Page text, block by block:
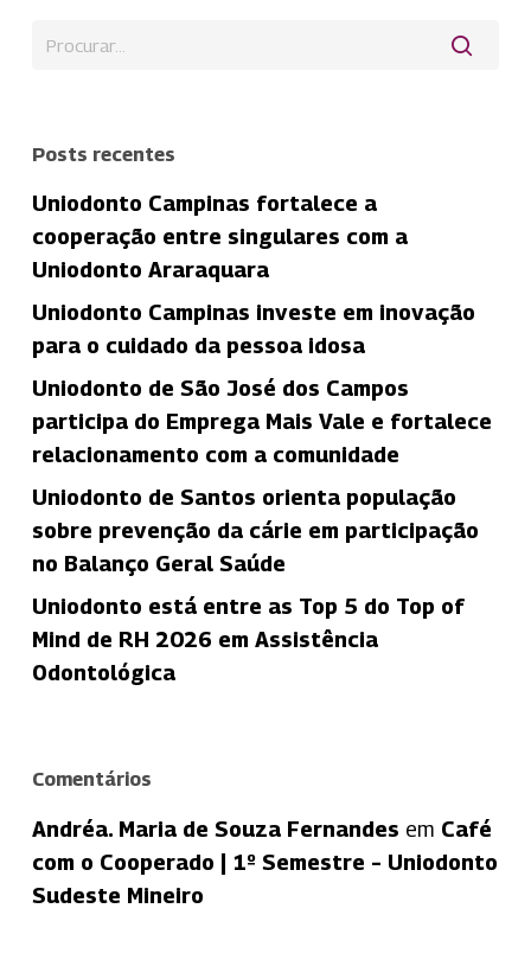
Posts recentes
Uniodonto Campinas fortalece a
cooperação entre singulares com a
Uniodonto Araraquara
Uniodonto Campinas investe em inovação
para o cuidado da pessoa idosa
Uniodonto de São José dos Campos
participa do Emprega Mais Vale e fortalece
relacionamento com a comunidade
Uniodonto de Santos orienta população
sobre prevenção da cárie em participação
no Balanço Geral Saúde
Uniodonto está entre as Top 5 do Top of
Mind de RH 2026 em Assistência
Odontológica
Comentários
Andréa. Maria de Souza Fernandes em Café
com o Cooperado | 1º Semestre – Uniodonto
Sudeste Mineiro